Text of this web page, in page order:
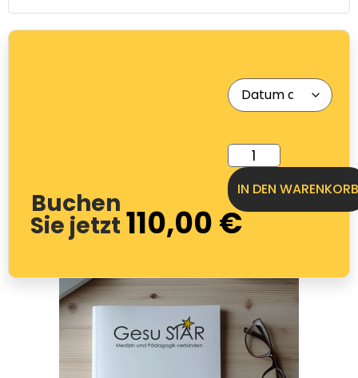
Buchen
Sie jetzt 110,00€
IN DEN